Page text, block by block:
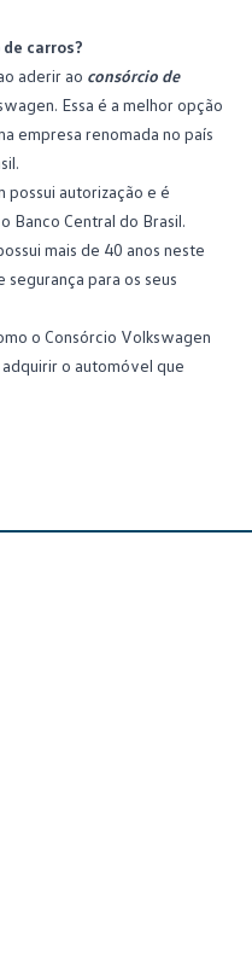
carros?
aderir ao consórcio de
. Essa é a melhor opção
empresa renomada no país
possui autorização e é
Banco Central do Brasil.
mais de 40 anos neste
para os seus
o Consórcio Volkswagen
o automóvel que